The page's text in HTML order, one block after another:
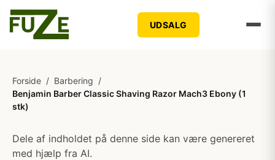
UDSALG
Forside / Barbering /
Benjamin Barber Classic Shaving Razor Mach3 Ebony (1
stk)
Dele af indholdet på denne side kan være genereret
med hjælp fra AI.